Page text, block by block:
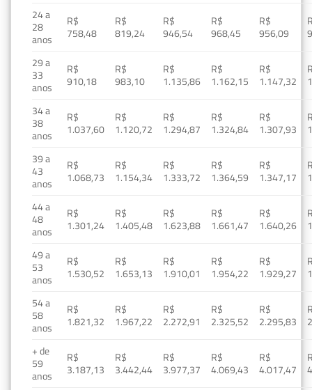
24 a
28
anos
R$
758,48
R$
819,24
R$
946,54
R$
968,45
R$
956,09
29 a
33
anos
R$
910,18
R$
983,10
R$
1.135,86
R$
1.162,15
R$
1.147,32
34 a
38
anos
R$
1.037,60
R$
1.120,72
R$
1.294,87
R$
1.324,84
R$
1.307,93
39 a
43
anos
R$
1.068,73
R$
1.154,34
R$
1.333,72
R$
1.364,59
R$
1.347,17
44 a
48
anos
R$
1.301,24
R$
1.405,48
R$
1.623,88
R$
1.661,47
R$
1.640,26
49 a
53
anos
R$
1.530,52
R$
1.653,13
R$
1.910,01
R$
1.954,22
R$
1.929,27
54 a
58
anos
R$
1.821,32
R$
1.967,22
R$
2.272,91
R$
2.325,52
R$
2.295,83
+ de
59
anos
R$
3.187,13
R$
3.442,44
R$
3.977,37
R$
4.069,43
R$
4.017,47